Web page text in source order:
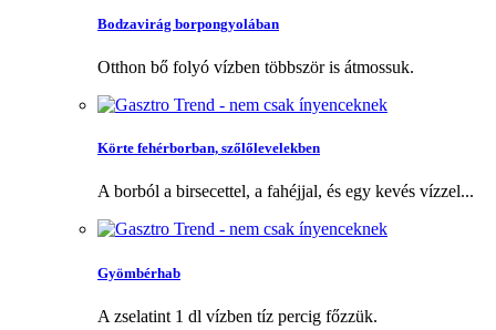
Bodzavirág borpongyolában
Otthon bő folyó vízben többször is átmossuk.
Körte fehérborban, szőlőlevelekben
A borból a birsecettel, a fahéjjal, és egy kevés vízzel...
Gyömbérhab
A zselatint 1 dl vízben tíz percig főzzük.